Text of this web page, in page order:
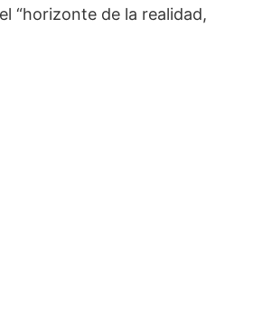
“horizonte de la realidad,